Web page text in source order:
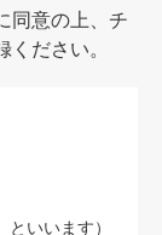
同意の上、チ
ださい。
いいます）